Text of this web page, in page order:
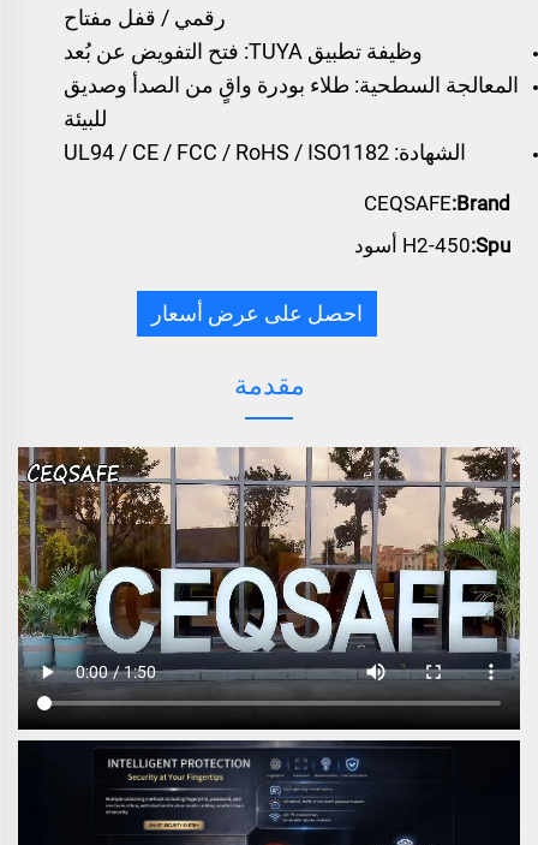
رقمي / قفل مفتاح
وظيفة تطبيق TUYA: فتح التفويض عن بُعد
المعالجة السطحية: طلاء بودرة واقٍ من الصدأ وصديق
للبيئة
الشهادة: UL94 / CE / FCC / RoHS / ISO1182
Brand:
CEQSAFE
Spu: H2-450 أسود
احصل على عرض أسعار
مقدمة